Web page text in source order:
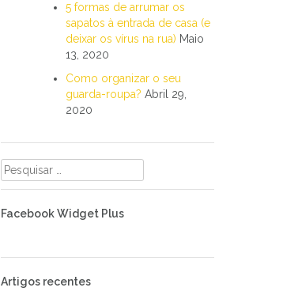
5 formas de arrumar os
sapatos à entrada de casa (e
deixar os vírus na rua) Maio
13, 2020
Como organizar o seu
guarda-roupa? Abril 29,
2020
Pesquisar
por:
Facebook Widget Plus
Artigos recentes